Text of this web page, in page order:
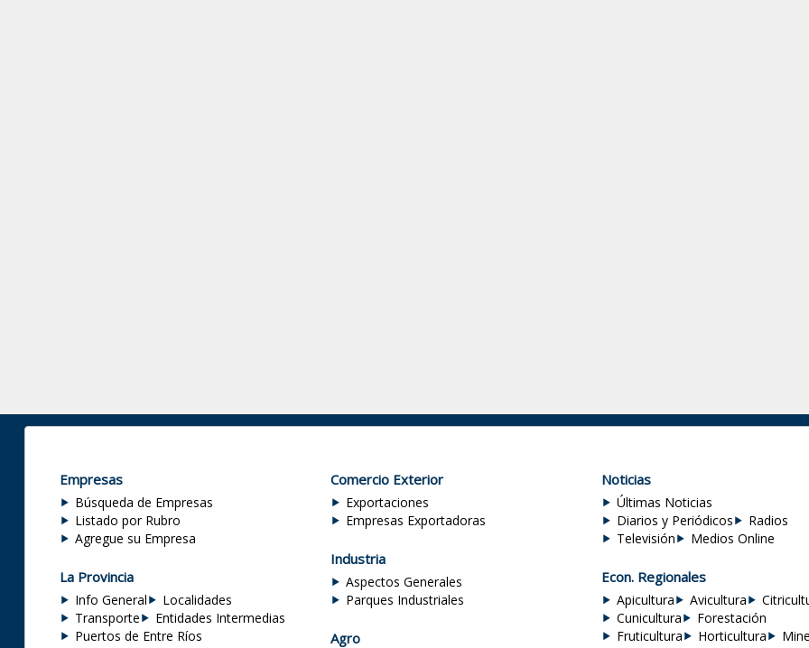
Empresas
Búsqueda de Empresas
Listado por Rubro
Agregue su Empresa
La Provincia
Info General
Localidades
Transporte
Entidades Intermedias
Puertos de Entre Ríos
Comercio Exterior
Exportaciones
Empresas Exportadoras
Industria
Aspectos Generales
Parques Industriales
Agro
Noticias
Últimas Noticias
Diarios y Periódicos
Radios
Televisión
Medios Online
Econ. Regionales
Apicultura Avicultura
Cunicultura
Forestación
Fruticultura
Horticultura